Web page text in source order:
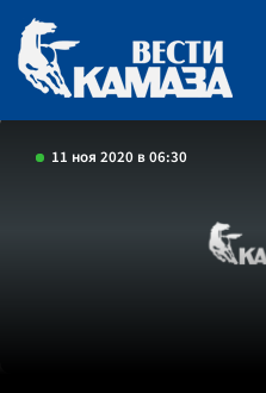
11 ноя 2020 в 06:30